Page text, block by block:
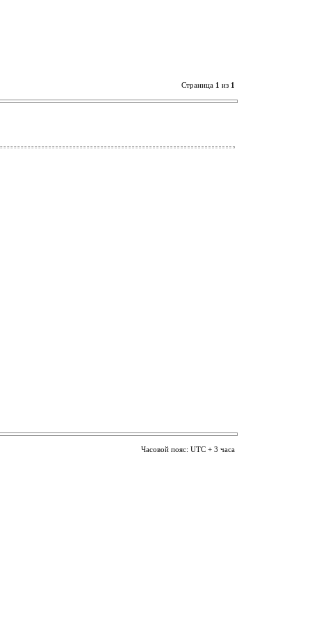
Страница 1 из 1
Часовой пояс: UTC + 3 часа